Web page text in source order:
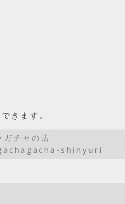
きます。
ガチャの店
shinyuri